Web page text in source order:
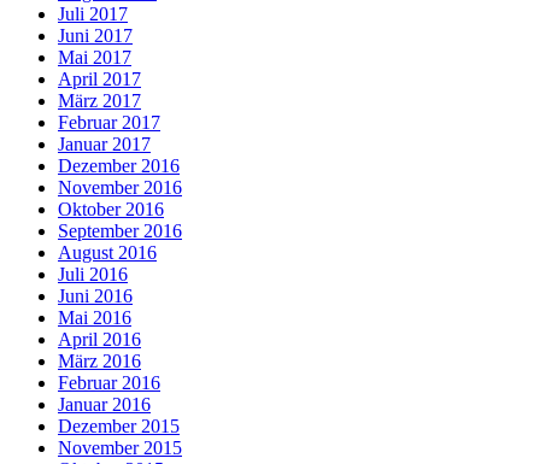
Juli 2017
Juni 2017
Mai 2017
April 2017
März 2017
Februar 2017
Januar 2017
Dezember 2016
November 2016
Oktober 2016
September 2016
August 2016
Juli 2016
Juni 2016
Mai 2016
April 2016
März 2016
Februar 2016
Januar 2016
Dezember 2015
November 2015